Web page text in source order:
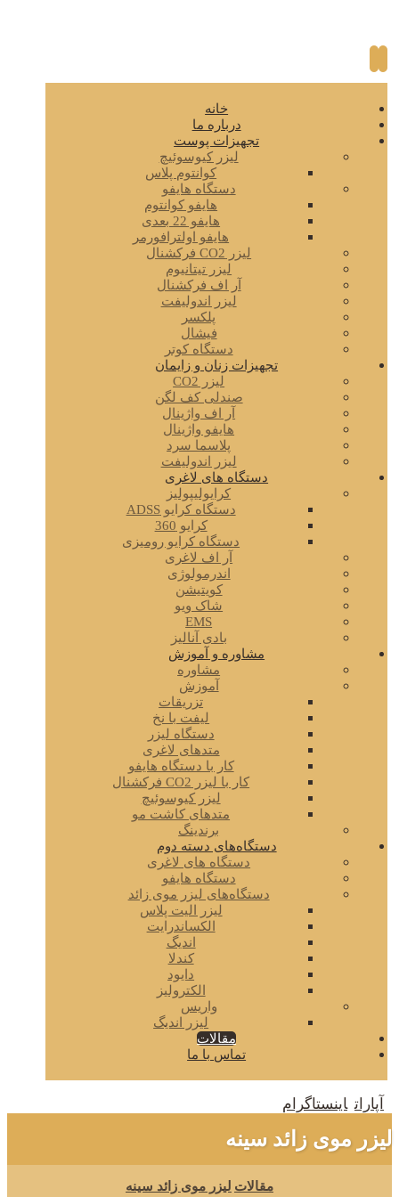
خانه
درباره ما
تجهیزات پوست
لیزر کیوسوئیچ
کوانتوم پلاس
دستگاه هایفو
هایفو کوانتوم
هایفو 22 بعدی
هایفو اولترافورمر
لیزر CO2 فرکشنال
لیزر تیتانیوم
آر اف فرکشنال
لیزر اندولیفت
پلکسر
فیشال
دستگاه کوتر
تجهیزات زنان و زایمان
لیزر CO2
صندلی کف لگن
آر اف واژینال
هایفو واژینال
پلاسما سرد
لیزر اندولیفت
دستگاه های لاغری
کرایولیپولیز
دستگاه کرایو ADSS
کرایو 360
دستگاه کرایو رومیزی
آر اف لاغری
اندرمولوژی
کویتیشن
شاک ویو
EMS
بادی آنالیز
مشاوره و آموزش
مشاوره
آموزش
تزریقات
لیفت با نخ
دستگاه لیزر
متدهای لاغری
کار با دستگاه هایفو
کار با لیزر CO2 فرکشنال
لیزر کیوسوئیچ
متدهای کاشت مو
برندینگ
دستگاه‌های دسته دوم
دستگاه های لاغری
دستگاه هایفو
دستگاه‌های لیزر موی زائد
لیزر الیت پلاس
الکساندرایت
اندیگ
کندلا
دایود
الکترولیز
واریس
لیزر اندیگ
مقالات
تماس با ما
آپارات اینستاگرام
لیزر موی زائد سینه
مقالات لیزر موی زائد سینه